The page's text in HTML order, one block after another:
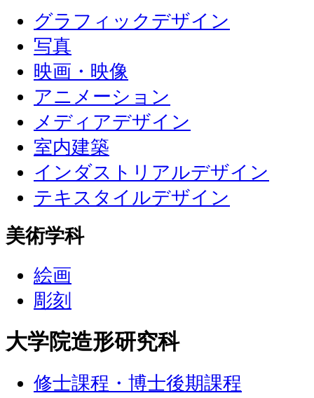
グラフィックデザイン
写真
映画・映像
アニメーション
メディアデザイン
室内建築
インダストリアルデザイン
テキスタイルデザイン
美術学科
絵画
彫刻
大学院造形研究科
修士課程・博士後期課程